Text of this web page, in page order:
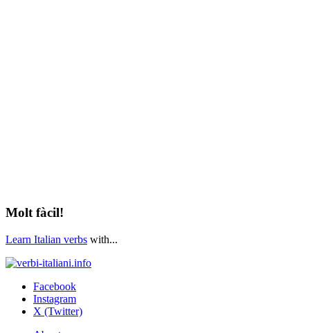
Molt fàcil!
Learn Italian verbs with...
Facebook
Instagram
X (Twitter)